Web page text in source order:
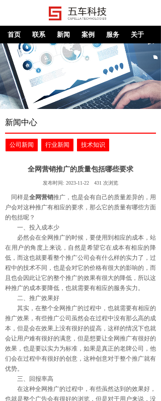
首页 联系 新闻 案例 服务 关于
新闻中心
公司新闻 行业新闻 技术知识
全网营销推广的质量包括哪些要求
发布时间: 2023-11-22 431 次浏览
同样是全网营销推广，也是会有自己的质量差异的，用
户会对这种推广有相应的要求，那么它的质量有哪些方面
的包括呢？
一、投入成本少
必然会在全网推广的时候，要使用到相应的成本，站
在用户的角度上来说，自然是希望它在成本有相应的降
低，而这也就要看整个推广公司会有什么样的实力了，过
程中的技术不同，也是会对它的价格有很大的影响的，而
且也会因此让它的整个推广的效果有很大的降低，所以这
种推广的成本要降低，也就需要有相应的服务实力。
二、推广效果好
其实，在整个全网推广的过程中，也就需要有相应的
推广效果，有些推广公司虽然会在过程中没有那么高的成
本，但是会在效果上没有很好的提高，这样的情况下也就
会让用户难有很好的满意，但是想要让全网推广有很好的
效果，也是要以实力为标准，如果是真正的老牌公司，他
们会在过程中有很好的创意，这种创意对于整个推广就有
优势。
三、回报率高
在这种全网推广的过程中，有些虽然达到的效果好，
也就是整个广告会有很好的浏览，但是对于用户来说，没